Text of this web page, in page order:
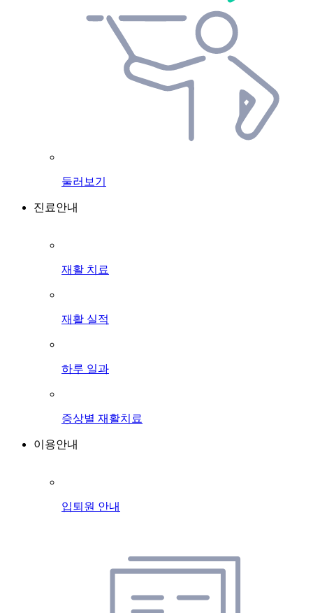
둘러보기
진료안내
재활 치료
재활 실적
하루 일과
증상별 재활치료
이용안내
입퇴원 안내